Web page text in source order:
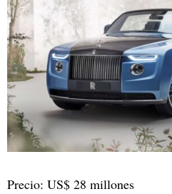
Precio: US$ 28 millones